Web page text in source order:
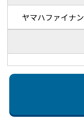
ヤマハファイナ